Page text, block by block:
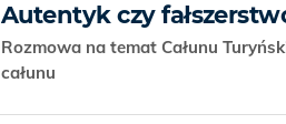
Autentyk czy
Rozmowa na temat Całunu
całunu